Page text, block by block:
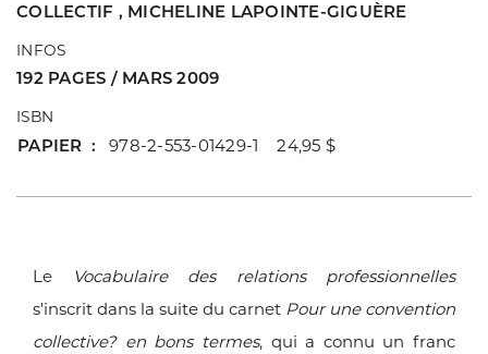
COLLECTIF , MICHELINE LAPOINTE-GIGUÈRE
INFOS
192 PAGES / MARS 2009
ISBN
PAPIER 978-2-553-01429-1 24,95 $
Le
Vocabulaire des relations professionnelles
s'inscrit dans la suite du carnet Pour une convention
collective? en bons termes, qui a connu un franc